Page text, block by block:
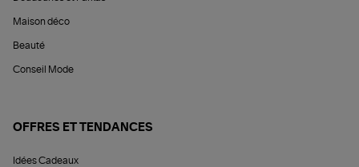
Maison déco
Beauté
Conseil Mode
OFFRES ET TENDANCES
Idées Cadeaux